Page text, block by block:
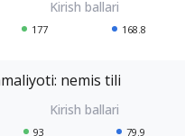
177 168.8
nemis tili
93 79.9